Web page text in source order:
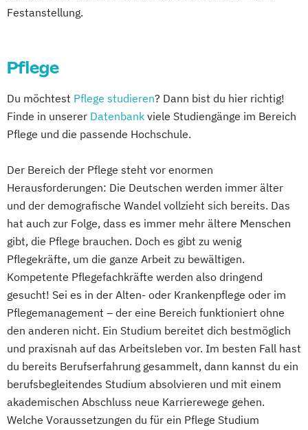
Festanstellung.
Pflege
Du möchtest Pflege studieren? Dann bist du hier richtig!
Finde in unserer Datenbank viele Studiengänge im Bereich
Pflege und die passende Hochschule.
Der Bereich der Pflege steht vor enormen
Herausforderungen: Die Deutschen werden immer älter
und der demografische Wandel vollzieht sich bereits. Das
hat auch zur Folge, dass es immer mehr ältere Menschen
gibt, die Pflege brauchen. Doch es gibt zu wenig
Pflegekräfte, um die ganze Arbeit zu bewältigen.
Kompetente Pflegefachkräfte werden also dringend
gesucht! Sei es in der Alten- oder Krankenpflege oder im
Pflegemanagement – der eine Bereich funktioniert ohne
den anderen nicht. Ein Studium bereitet dich bestmöglich
und praxisnah auf das Arbeitsleben vor. Im besten Fall hast
du bereits Berufserfahrung gesammelt, dann kannst du ein
berufsbegleitendes Studium absolvieren und mit einem
akademischen Abschluss neue Karrierewege gehen.
Welche Voraussetzungen du für ein Pflege Studium